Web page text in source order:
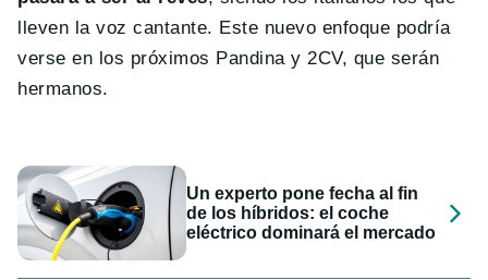
lleven la voz cantante. Este nuevo enfoque podría
verse en los próximos Pandina y 2CV, que serán
hermanos.
Un experto pone fecha al fin
de los híbridos: el coche
eléctrico dominará el mercado